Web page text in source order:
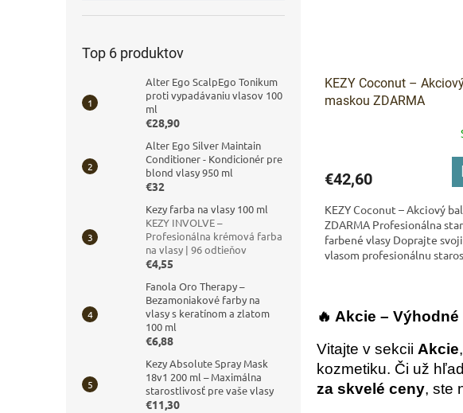
Top 6 produktov
Alter Ego ScalpEgo Tonikum
proti vypadávaniu vlasov 100
ml
€28,90
Alter Ego Silver Maintain
Conditioner - Kondicionér pre
blond vlasy 950 ml
€32
Kezy farba na vlasy 100 ml
KEZY INVOLVE –
Profesionálna krémová farba
na vlasy | 96 odtieňov
€4,55
Fanola Oro Therapy –
Bezamoniakové farby na
vlasy s keratínom a zlatom
100 ml
€6,88
Kezy Absolute Spray Mask
18v1 200 ml – Maximálna
starostlivosť pre vaše vlasy
€11,30
KEZY Coconut –
maskou ZDARMA
€42,60
KEZY Coconut – Akciový
ZDARMA Profesionálna
farbené vlasy Doprajte
vlasom profesionálnu
🔥 Akcie –
Vitajte v sekcii Akcie
kozmetiku. Či už
za skvelé ceny, ste